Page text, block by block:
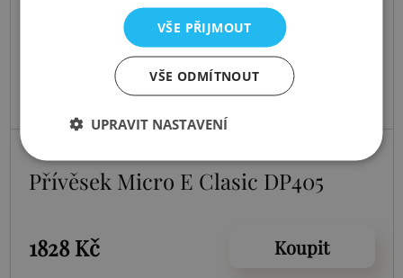
Přívěsek Micro E Clasic DP405
1828 Kč Koupit
VŠE PŘIJMOUT
VŠE ODMÍTNOUT
UPRAVIT NASTAVENÍ